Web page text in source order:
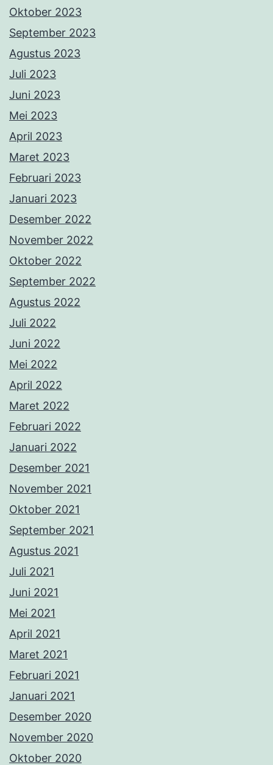
Oktober 2023
September 2023
Agustus 2023
Juli 2023
Juni 2023
Mei 2023
April 2023
Maret 2023
Februari 2023
Januari 2023
Desember 2022
November 2022
Oktober 2022
September 2022
Agustus 2022
Juli 2022
Juni 2022
Mei 2022
April 2022
Maret 2022
Februari 2022
Januari 2022
Desember 2021
November 2021
Oktober 2021
September 2021
Agustus 2021
Juli 2021
Juni 2021
Mei 2021
April 2021
Maret 2021
Februari 2021
Januari 2021
Desember 2020
November 2020
Oktober 2020